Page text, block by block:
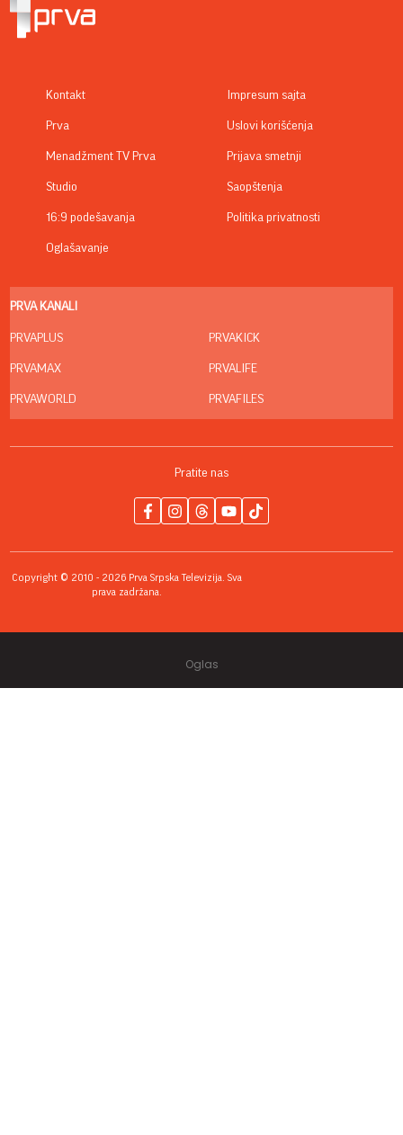
Kontakt
Prva
Menadžment TV Prva
Studio
16:9 podešavanja
Oglašavanje
Impresum sajta
Uslovi korišćenja
Prijava smetnji
Saopštenja
Politika privatnosti
PRVA KANALI
PRVAPLUS
PRVAMAX
PRVAWORLD
PRVAKICK
PRVALIFE
PRVAFILES
Pratite nas
Copyright © 2010 - 2026 Prva Srpska Televizija. Sva
prava zadržana.